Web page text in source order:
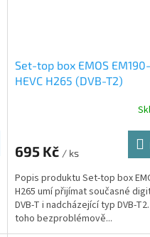
Set-top box EMOS
HEVC H265 (DVB-T2)
695 Kč / ks
Popis produktu Set-top box
H265 umí přijímat současné
DVB-T i nadcházející typ DVB-
toho bezproblémově...